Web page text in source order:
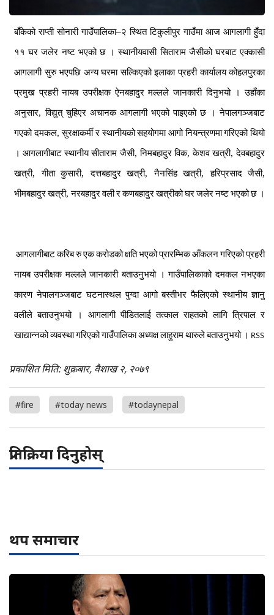
बाँकेको राप्ती सोनारी गाउँपालिका–२ स्थित टिकुलीपुर गाउँमा आज आगलागी हुँदा
११ घर जलेर नष्ट भएको छ । स्थानीयवासी सिताराम जैसीको घरबाट एक्कासी
आगलागी सुरु भएपछि अन्य घरमा सल्किएको इलाका प्रहरी कार्यालय कोहलपुरका
प्रमुख प्रहरी नायब उपरीक्षक ऐनबहादुर मल्लले जानकारी दिनुभयो । उहाँका
अनुसार,विद्युत् चुहिएर अचानक आगलागी भएको पाइएको छ । नेपालगञ्जबाट
गएको दमकल,सुरक्षाकर्मी र स्थानीयको सहयोगमा आगो नियन्त्रणमा गरिएको थियो
। आगलागीबाट स्थानीय सीताराम जैसी,निमबहादुर विक,केशव खत्री,देवबहादुर
खत्री,गीता कुसारी,दत्तबहादुर खत्री,नैनसिंह खत्री,हरिप्रसाद जैसी,
भीमबहादुरखत्री,नरबहादुरवलीरकणबहादुरखत्रीकोघरजलेरनष्टभएकोछ ।
आगलागीबाटकरिबरुएककरोडकोक्षतिभएकोप्रारम्भिकआँकलनगरिएकोप्रहरी
नायब उपरीक्षक मल्लले जानकारी बताउनुभयो । गाउँपालिकाको दमकल नभएका
कारण नेपालगञ्जबाट घटनास्थल पुग्दा आगो बस्तीभर फैलिएको स्थानीय ज्ञानु
वलीले बताउनुभयो । आगलागी पीडितलाई तत्काल राहतको लागि त्रिपाल र
खाद्यान्नकोव्यवस्थागरिएकोगाउँपालिकाअध्यक्षलाहुरामथारुलेबताउनुभयो । RSS
प्रकाशित मिति: शुक्रबार, वैशाख २, २०७९
#fire #today news #todaynepal
प्रतिक्रिया दिनुहोस्
थप समाचार